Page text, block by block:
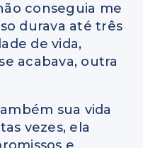
conseguia me
durava até três
de vida,
acabava, outra
sua vida
vezes, ela